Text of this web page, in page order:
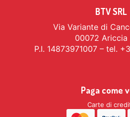
BTV SRL
Via Variante di
00072 Ariccia
P.I. 14873971007 – tel.
Paga come
Carte di